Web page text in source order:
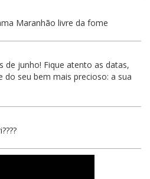
Maranhão livre da fome
de junho! Fique atento as datas,
do seu bem mais precioso: a sua